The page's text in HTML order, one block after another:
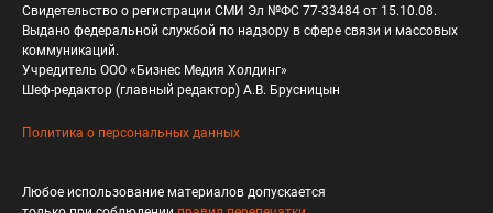
Свидетельство о регистрации СМИ Эл №ФС 77-33484 от 15.10.08.
Выдано федеральной службой по надзору в сфере связи и массовых
коммуникаций.
Учредитель ООО «Бизнес Медия Холдинг»
Шеф-редактор (главный редактор) А.В. Брусницын
Политика о персональных данных
Любое использование материалов допускается